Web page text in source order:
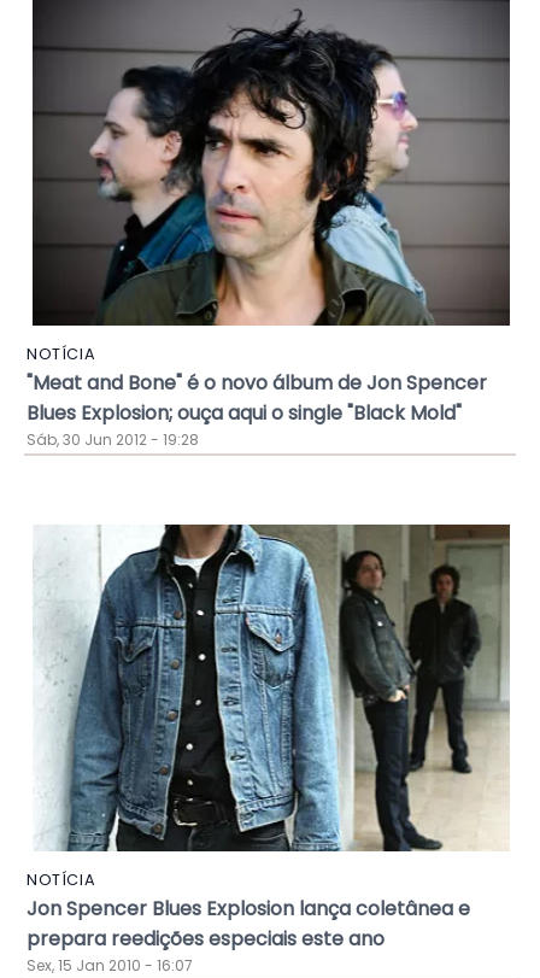
NOTÍCIA
"Meat and Bone" é o novo álbum de Jon Spencer
Blues Explosion; ouça aqui o single "Black Mold"
Sáb, 30 Jun 2012 - 19:28
NOTÍCIA
Jon Spencer Blues Explosion lança coletânea e
prepara reedições especiais este ano
Sex, 15 Jan 2010 - 16:07